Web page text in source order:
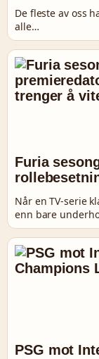
De fleste av oss
alle…
Furia
Når en TV-serie
enn bare
PSG mot